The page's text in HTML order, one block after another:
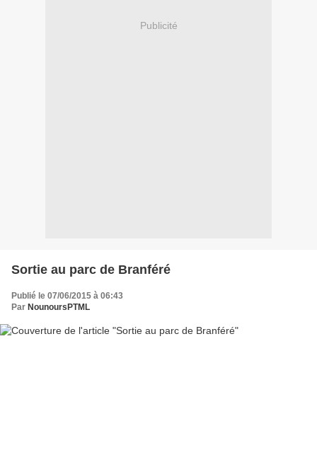
Publicité
Sortie au parc de Branféré
Publié le 07/06/2015 à 06:43
Par NounoursPTML